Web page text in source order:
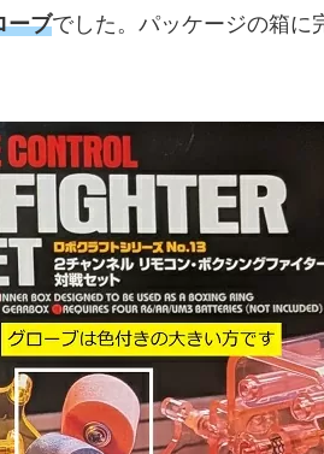
ーブでした。パッケージの箱に